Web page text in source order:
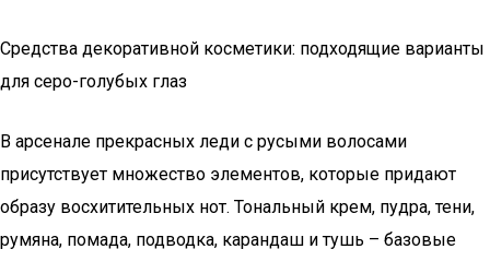
Средства декоративной косметики: подходящие варианты
для серо-голубых глаз
В арсенале прекрасных леди с русыми волосами
присутствует множество элементов, которые придают
образу восхитительных нот. Тональный крем, пудра, тени,
румяна, помада, подводка, карандаш и тушь – базовые